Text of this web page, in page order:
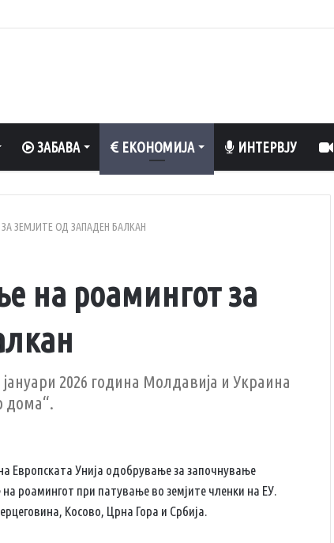
70%, обезбедена стабилност на енергетскиот систем
ЗАБАВА ЕКОНОМИЈА ИНТЕРВЈУ
ЗЕМЈИТЕ ОД ЗАПАДЕН БАЛКАН
на роамингот за
2026 година Молдавија и Украина
дома“.
Европската Унија одобрување за започнување
роамингот при патување во земјите членки на ЕУ.
Косово, Црна Гора и Србија.